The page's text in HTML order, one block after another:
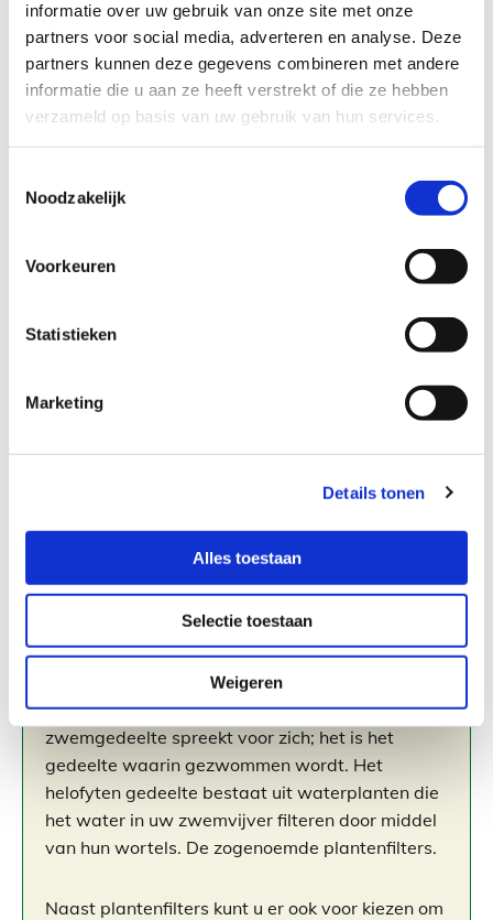
informatie over uw gebruik van onze site met onze
partners voor social media, adverteren en analyse. Deze
partners kunnen deze gegevens combineren met andere
informatie die u aan ze heeft verstrekt of die ze hebben
verzameld op basis van uw gebruik van hun services.
Noodzakelijk
Voorkeuren
Statistieken
Marketing
Details tonen
Alles toestaan
Selectie toestaan
Weigeren
De zwemvijver installatie
gebruikgemaakt van EPDM folie. Vooraf worden
wordt het folie in 3D vervaardigd en door de
omstandigheden is geproduceerd en dat het folie
gevuld worden met fris, helder water en kunt u
De waterzuivering
Een zwemvijver bestaat uit twee gedeeltes: het
zwemgedeelte en het helofyten gedeelte. Het
zwemgedeelte spreekt voor zich; het is het
gedeelte waarin gezwommen wordt. Het
helofyten gedeelte bestaat uit waterplanten die
het water in uw zwemvijver filteren door middel
van hun wortels. De zogenoemde plantenfilters.
Naast plantenfilters kunt u er ook voor kiezen om